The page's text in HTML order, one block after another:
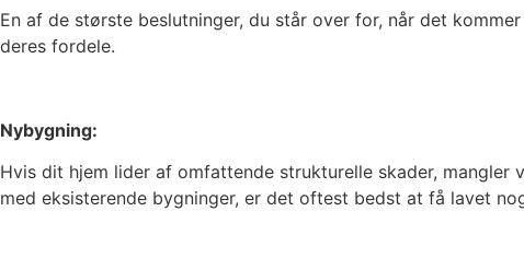
En af de største beslutninger, du står over for, når det
deres fordele.
Nybygning:
Hvis dit hjem lider af omfattende strukturelle skader,
med eksisterende bygninger, er det oftest bedst at få lavet